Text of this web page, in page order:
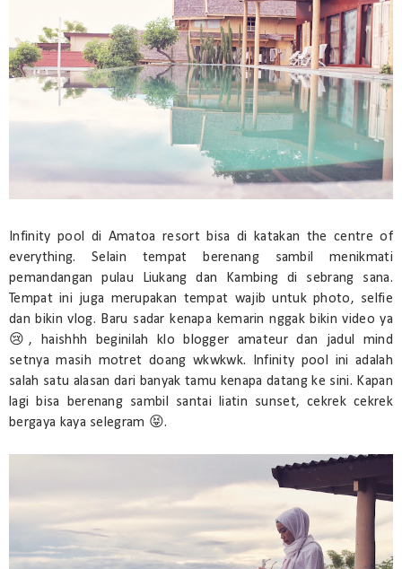
Infinity pool di Amatoa resort bisa di katakan the centre of
everything. Selain tempat berenang sambil menikmati
pemandangan pulau Liukang dan Kambing di sebrang sana.
Tempat ini juga merupakan tempat wajib untuk photo, selfie
dan bikin vlog. Baru sadar kenapa kemarin nggak bikin video ya
😢, haishhh beginilah klo blogger amateur dan jadul mind
setnya masih motret doang wkwkwk. Infinity pool ini adalah
salah satu alasan dari banyak tamu kenapa datang ke sini. Kapan
lagi bisa berenang sambil santai liatin sunset, cekrek cekrek
bergaya kaya selegram 😝.